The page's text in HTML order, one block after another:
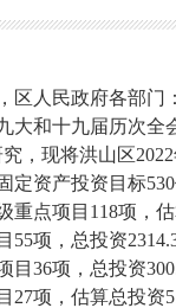
区人民政府各部门：
大和十九届历次全
，现将洪山区2022
定资产投资目标53
重点项目 1 18项，
55项，总投资
目 36项，总投资
27项，估算总投资